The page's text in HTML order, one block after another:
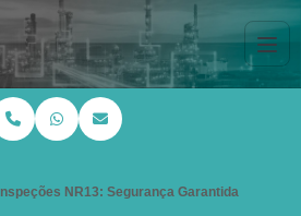
Inspeções NR13: Segurança Garantida